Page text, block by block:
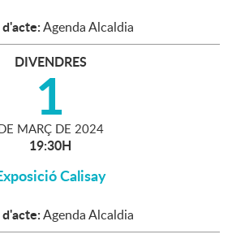
Agenda Alcaldia
DIVENDRES
1
MARÇ DE 2024
19:30H
Calisay
Agenda Alcaldia